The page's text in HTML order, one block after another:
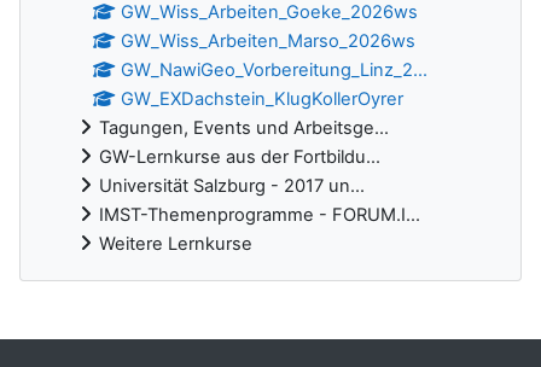
GW_Wiss_Arbeiten_Goeke_2026ws
GW_Wiss_Arbeiten_Marso_2026ws
GW_NawiGeo_Vorbereitung_Linz_2...
GW_EXDachstein_KlugKollerOyrer
Tagungen, Events und Arbeitsge...
GW-Lernkurse aus der Fortbildu...
Universität Salzburg - 2017 un...
IMST-Themenprogramme - FORUM.I...
Weitere Lernkurse
Ergänzungsblöcke